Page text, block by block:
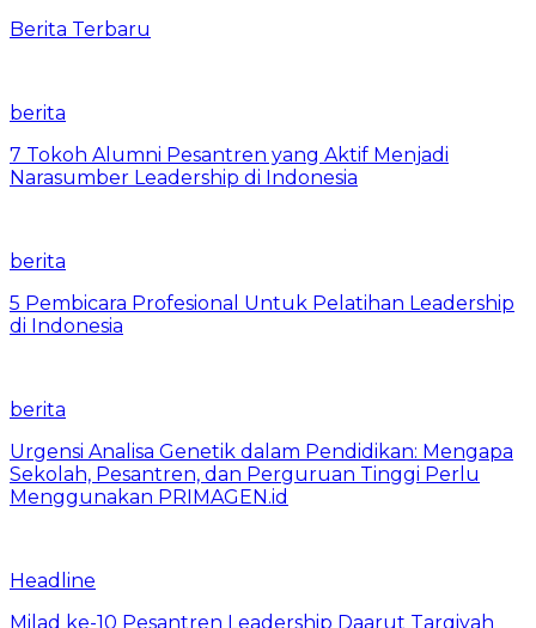
Berita Terbaru
berita
7 Tokoh Alumni Pesantren yang Aktif Menjadi
Narasumber Leadership di Indonesia
berita
5 Pembicara Profesional Untuk Pelatihan Leadership
di Indonesia
berita
Urgensi Analisa Genetik dalam Pendidikan: Mengapa
Sekolah, Pesantren, dan Perguruan Tinggi Perlu
Menggunakan PRIMAGEN.id
Headline
Milad ke-10 Pesantren Leadership Daarut Tarqiyah